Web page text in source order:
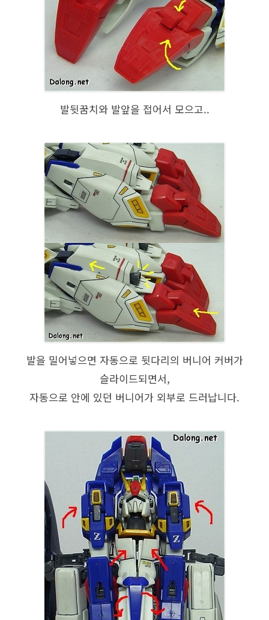
발뒷꿈치와 발앞을 접어서 모으고..
발을 밀어넣으면 자동으로 뒷다리의 버니어 커버가
슬라이드되면서,
자동으로 안에 있던 버니어가 외부로 드러납니다.